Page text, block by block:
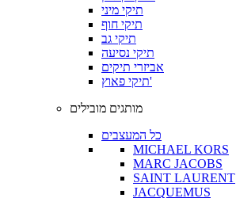
תיקי מיני
תיקי חוף
תיקי גב
תיקי נסיעה
אביזרי תיקים
תיקי פאוץ'
מותגים מובילים
כל המעצבים
MICHAEL KORS
MARC JACOBS
SAINT LAURENT
JACQUEMUS